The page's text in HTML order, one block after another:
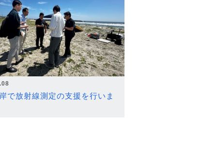
で放射線測定の支援を行いま